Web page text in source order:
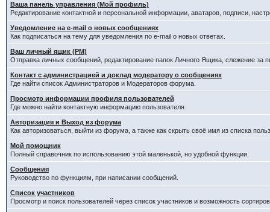
Ваша панель управления (Мой профиль)
Редактирование контактной и персональной информации, аватаров, подписи,
Уведомление на e-mail о новых сообщениях
Как подписаться на тему для уведомления по e-mail о новых ответах.
Ваш личный ящик (PM)
Отправка личных сообщений, редактирование папок Личного Ящика, слежение за
Контакт с администрацией и доклад модератору о сообщениях
Где найти список Администраторов и Модераторов форума.
Просмотр информации профиля пользователей
Где можно найти контактную информацию пользователя.
Авторизация и Выход из форума
Как авторизоваться, выйти из форума, а также как скрыть своё имя из списка
Мой помощник
Полный справочник по использованию этой маленькой, но удобной функции.
Сообщения
Руководство по функциям, при написании сообщений.
Список участников
Просмотр и поиск пользователей через список участников и возможность